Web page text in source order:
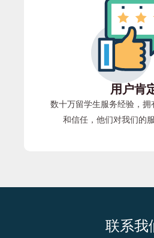
用户肯
数十万留学生服务经验，
和信任，他们对我们的
联系我